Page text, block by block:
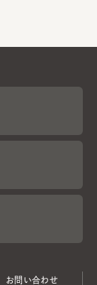
お問い合わせ